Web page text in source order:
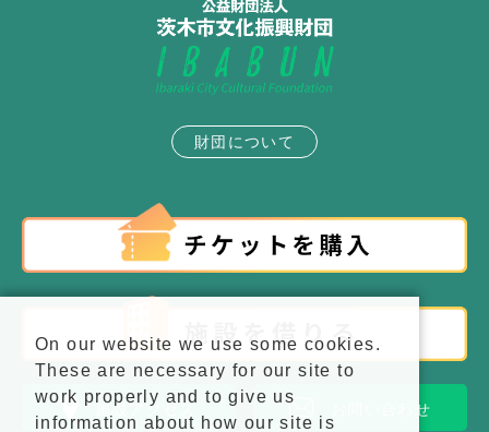
財団について
施設アクセス お問い合わせ
On our website we use some cookies.
These are necessary for our site to
work properly and to give us
information about how our site is